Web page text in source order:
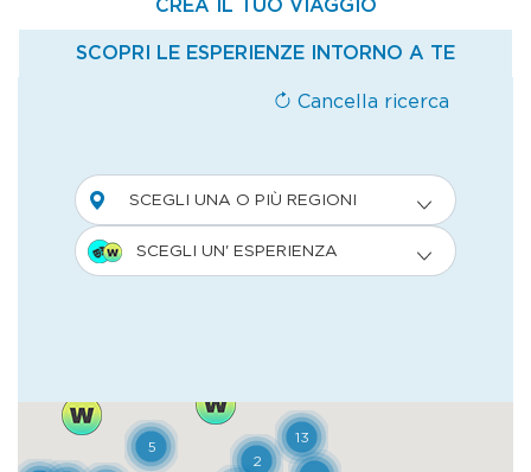
portata di due tonnellate a metro
volta. Con un pizzico di spirito di avventura,
è possibile attraversare il canyon dell’Orrido
utilizzando la zipline, agganciati, con un
cavo d’acciaio, a una carrucola di 130 metri,
la più alta e la più lunga d’Europa.
gradi di difficoltà. Dopo l’emozione della
passeggiata sospesi nell’aria, vale la pena